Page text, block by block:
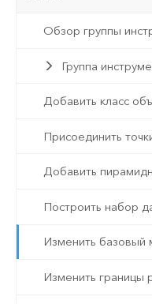
Обзор группы
Группа
Добавить класс
Присоединить
Добавить
Построить набор
Изменить базовый
Изменить границы